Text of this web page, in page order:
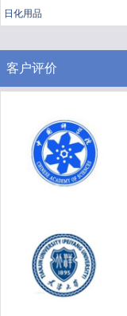
日化用品
客户评价